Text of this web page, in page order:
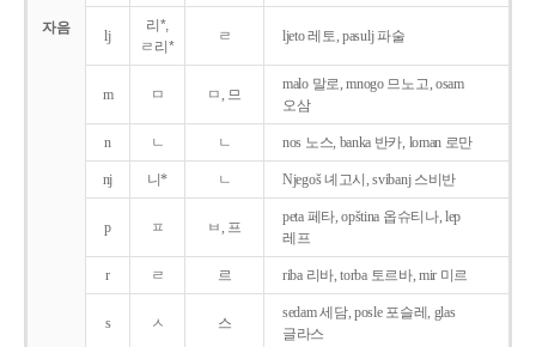
자음 lj
리*,
ㄹ리*
ㄹ ljeto 레토, pasulj 파술
m ㅁ ㅁ, 므
malo 말로, mnogo 므노고, osam
오삼
n ㄴ ㄴ nos 노스, banka 반카, loman 로만
nj 니* ㄴ Njegoš 녜고시, svibanj 스비반
p ㅍ ㅂ, 프
peta 페타, opština 옵슈티나, lep
레프
r ㄹ 르 riba 리바, torba 토르바, mir 미르
s ㅅ 스
sedam 세담, posle 포슬레, glas
글라스